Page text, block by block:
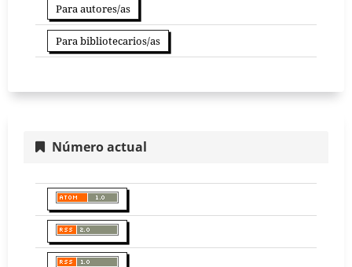
Para autores/as
Para bibliotecarios/as
Número actual